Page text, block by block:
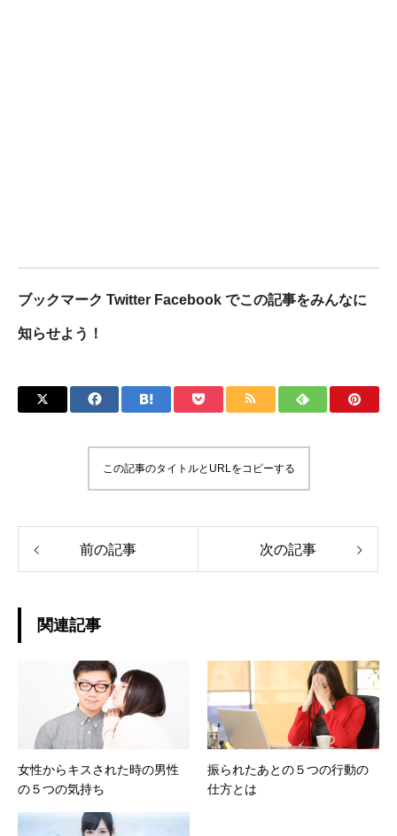
ブックマーク Twitter Facebook でこの記事をみんなに
知らせよう！
この記事のタイトルとURLをコピーする
前の記事 次の記事
関連記事
女性からキスされた時の男性
の５つの気持ち
振られたあとの５つの行動の
仕方とは